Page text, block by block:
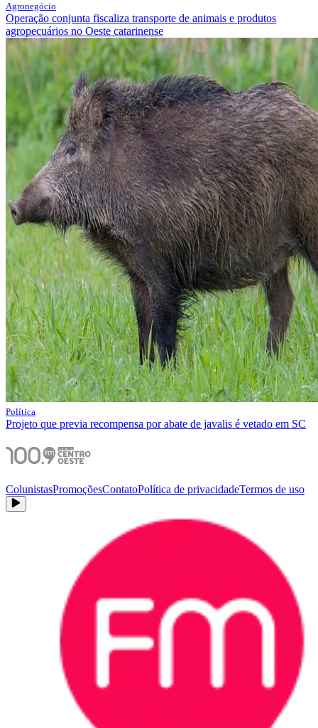
Agronegócio
Operação conjunta fiscaliza transporte de animais e produtos
agropecuários no Oeste catarinense
Política
Projeto que previa recompensa por abate de javalis é vetado em SC
ColunistasPromoçõesContatoPolítica de privacidadeTermos de uso